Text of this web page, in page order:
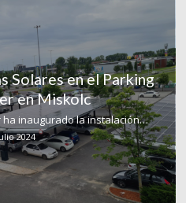
Solares en el Parking
en Miskolc
ha inaugurado la instalación…
2024